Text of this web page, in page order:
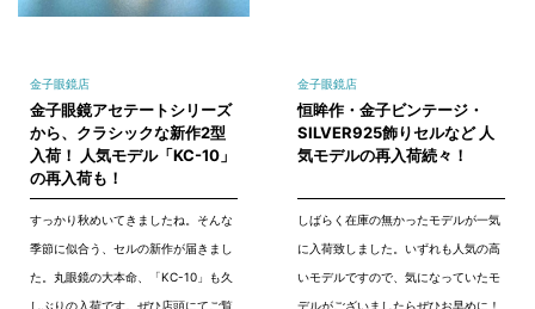
金子眼鏡店
金子眼鏡アセテートシリーズ
から、クラシックな新作2型
入荷！ 人気モデル「KC-10」
の再入荷も！
すっかり秋めいてきましたね。そんな
季節に似合う、セルの新作が届きまし
た。丸眼鏡の大本命、「KC-10」も久
しぶりの入荷です。ぜひ店頭にてご覧
金子眼鏡店
恒眸作・金子ビンテージ・
SILVER925飾りセルなど 人
気モデルの再入荷続々！
しばらく在庫の無かったモデルが一気
に入荷致しました。いずれも人気の高
いモデルですので、気になっていたモ
デルがございましたらぜひお早めに！